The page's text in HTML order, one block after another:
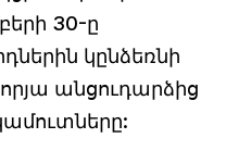
30-ը
կընձեռնի
անցուդարձից